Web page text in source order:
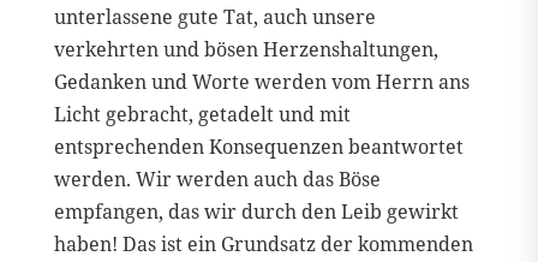
unterlassene gute Tat, auch unsere
verkehrten und bösen Herzenshaltungen,
Gedanken und Worte werden vom Herrn ans
Licht gebracht, getadelt und mit
entsprechenden Konsequenzen beantwortet
werden. Wir werden auch das Böse
empfangen, das wir durch den Leib gewirkt
haben! Das ist ein Grundsatz der kommenden